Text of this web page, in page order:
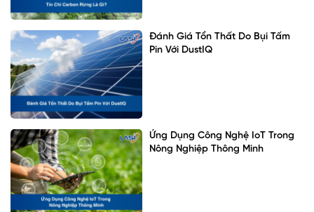
Đánh Giá Tổn Thất Do Bụi Tấm
Pin Với DustIQ
Ứng Dụng Công Nghệ IoT Trong
Nông Nghiệp Thông Minh